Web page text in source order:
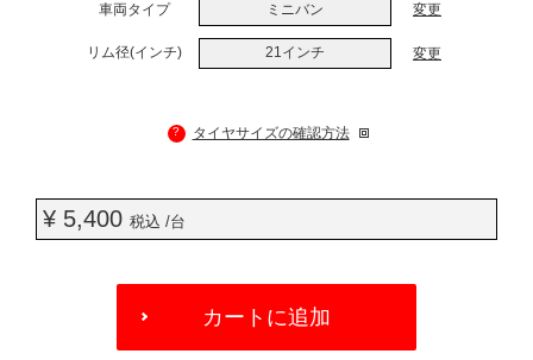
車両タイプ ミニバン 変更
リム径(インチ) 21インチ 変更
? タイヤサイズの確認方法
¥ 5,400 税込 /台
OPTIONS
カートに追加